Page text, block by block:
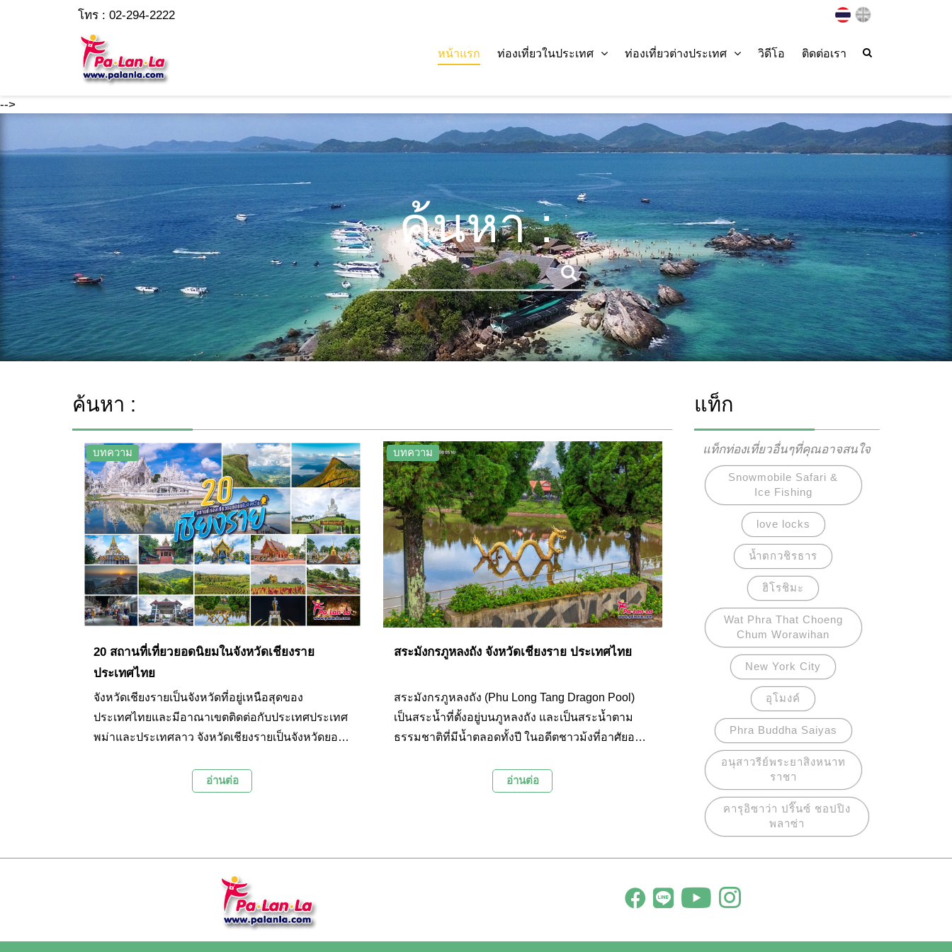
-->
โทร : 02-294-2222
หน้าแรก ท่องเที่ยวในประเทศ ท่องเที่ยวต่างประเทศ วิดีโอ ติดต่อเรา
ค้นหา :
ค้นหา :
บทความ
20 สถานที่เที่ยวยอดนิยมในจังหวัดเชียงราย
ประเทศไทย
จังหวัดเชียงรายเป็นจังหวัดที่อยู่เหนือสุดของ
ประเทศไทยและมีอาณาเขตติดต่อกับประเทศประเทศ
พม่าและประเทศลาว จังหวัดเชียงรายเป็นจังหวัดยอด
สถานที่ท่องเที่ยวหลายแห่งให้เที่ยวชม ไม่ว่าจะเป็น
สถานที่ท่องเที่ยวทางธรรมชาติที่เป็นจุดชมวิวทะเล
อย่างเช่น วัดพระธาตุดอยตุง รวมถึงแลนด์มาร์กอย่าง
วัดร่องขุ่นและวัดร่องเสือเต้นที่รังสรรค์ขึ้นด้วยศิลปะที่
วิจิตรงดงามและมีเอกลักษณ์เฉพาะตัวจากศิลปินเอก
ของไทย ซึ่งที่กล่าวมานี้เป็นเพียงส่วนหนึ่งของสถานที่
อ่านต่อ
บทความ
สระมังกรภูหลงถัง จังหวัดเชียงราย ประเทศไทย
สระมังกรภูหลงถัง (Phu Long Tang Dragon Pool)
เป็นสระน้ำที่ตั้งอยู่บนภูหลงถัง และเป็นสระน้ำตาม
ธรรมชาติที่มีน้ำตลอดทั้งปี ในอดีตชาวม้งที่อาศัยอยู่
ปัจจุบันสระน้ำแห่งนี้เป็นสถานที่ท่องเที่ยวที่นักท่อง
เที่ยวที่มาเยือนภูหลงถังมักจะแวะมาเที่ยวชม ภายใน
สวยงาม
อ่านต่อ
แท็ก
แท็กท่องเที่ยวอื่นๆที่คุณอาจสนใจ
Snowmobile Safari &
Ice Fishing
love locks
น้ำตกวชิรธาร
ฮิโรชิมะ
Wat Phra That Choeng
Chum Worawihan
New York City
อุโมงค์
Phra Buddha Saiyas
อนุสาวรีย์พระยาสิงหนาท
ราชา
คารุอิซาว่า ปริ๊นซ์ ชอปปิง
พลาซ่า